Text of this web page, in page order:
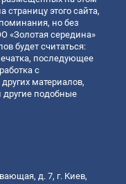
этого сайта,
но без
«Золотая середина»
будет считаться:
последующее
с
материалов,
другие подобные
д. 7, г. Киев,